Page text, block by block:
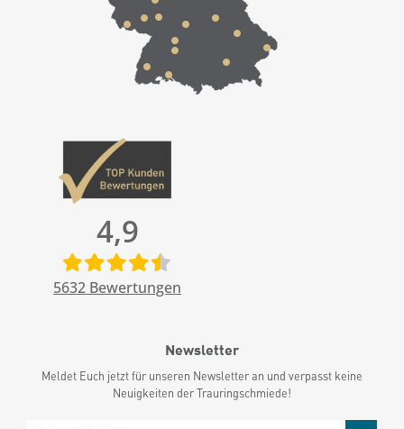
4,9
5632 Bewertungen
Newsletter
Meldet Euch jetzt für unseren Newsletter an und verpasst keine
Neuigkeiten der Trauringschmiede!